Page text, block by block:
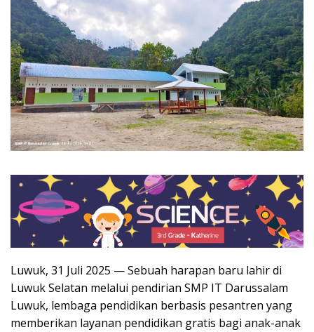
Luwuk, 31 Juli 2025 — Sebuah harapan baru lahir di
Luwuk Selatan melalui pendirian SMP IT Darussalam
Luwuk, lembaga pendidikan berbasis pesantren yang
memberikan layanan pendidikan gratis bagi anak-anak